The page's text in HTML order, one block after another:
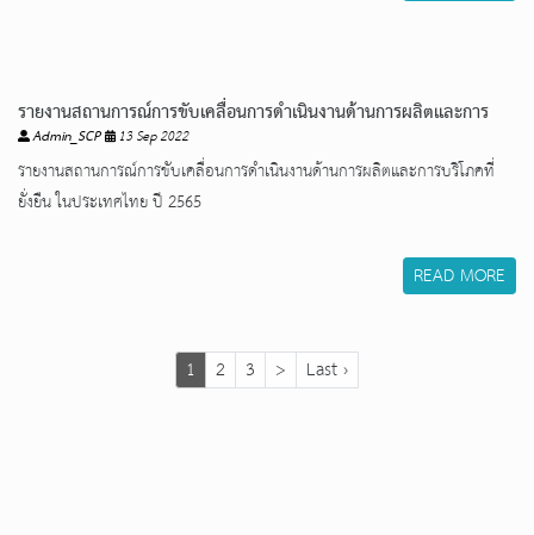
รายงานสถานการณ์การขับเคลื่อนการดำเนินงานด้านการผลิตและการ
บริโภคที่ยั่งยืน ในประเทศไทย ปี 2565
Admin_SCP 13 Sep 2022
รายงานสถานการณ์การขับเคลื่อนการดำเนินงานด้านการผลิตและการบริโภคที่
ยั่งยืน ในประเทศไทย ปี 2565
READ MORE
1 (current)
2 3 > Last ›